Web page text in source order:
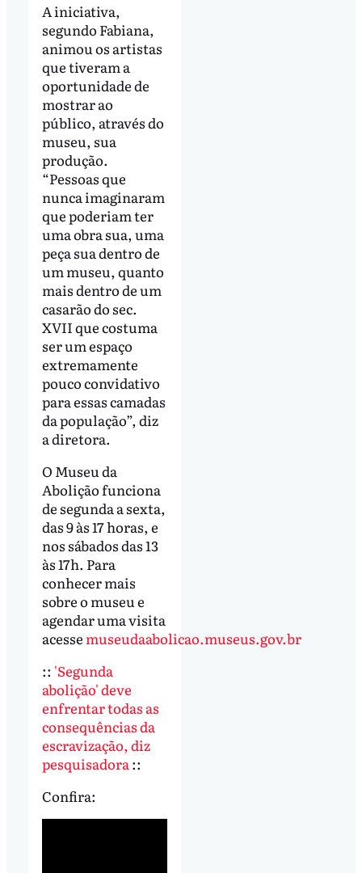
A iniciativa,
segundo Fabiana,
animou os artistas
que tiveram a
oportunidade de
mostrar ao
público, através do
museu, sua
produção.
“Pessoas que
nunca imaginaram
que poderiam ter
uma obra sua, uma
peça sua dentro de
um museu, quanto
mais dentro de um
casarão do sec.
XVII que costuma
ser um espaço
extremamente
pouco convidativo
para essas camadas
da população”, diz
a diretora.
O Museu da
Abolição funciona
de segunda a sexta,
das 9 às 17 horas, e
nos sábados das 13
às 17h. Para
conhecer mais
sobre o museu e
agendar uma visita
acesse museudaabolicao.museus.gov.br
:: 'Segunda
abolição' deve
enfrentar todas as
consequências da
escravização, diz
pesquisadora::
Confira: